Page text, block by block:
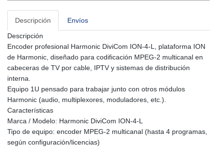
Descripción
Envíos
Descripción
Encoder profesional Harmonic DiviCom ION-4-L, plataforma ION
de Harmonic, diseñado para codificación MPEG-2 multicanal en
cabeceras de TV por cable, IPTV y sistemas de distribución
interna.
Equipo 1U pensado para trabajar junto con otros módulos
Harmonic (audio, multiplexores, moduladores, etc.).
Características
Marca / Modelo: Harmonic DiviCom ION-4-L
Tipo de equipo: encoder MPEG-2 multicanal (hasta 4 programas,
según configuración/licencias)